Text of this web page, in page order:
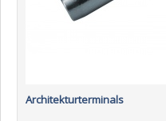
Architekturterminals